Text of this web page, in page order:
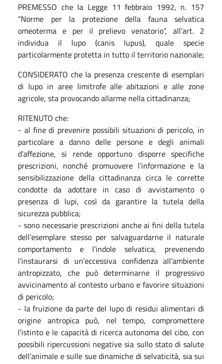
PREMESSO che la Legge 11 febbraio 1992, n. 157
“Norme per la protezione della fauna selvatica
omeoterma e per il prelievo venatorio”, all’art. 2
individua il lupo (canis lupus), quale specie
particolarmente protetta in tutto il territorio nazionale;
CONSIDERATO che la presenza crescente di esemplari
di lupo in aree limitrofe alle abitazioni e alle zone
agricole, sta provocando allarme nella cittadinanza;
RITENUTO che:
- al fine di prevenire possibili situazioni di pericolo, in
particolare a danno delle persone e degli animali
d’affezione, si rende opportuno disporre specifiche
prescrizioni, nonché promuovere l’informazione e la
sensibilizzazione della cittadinanza circa le corrette
condotte da adottare in caso di avvistamento o
presenza di lupi, così da garantire la tutela della
sicurezza pubblica;
- sono necessarie prescrizioni anche ai fini della tutela
dell’esemplare stesso per salvaguardarne il naturale
comportamento e l’indole selvatica, prevenendo
l’instaurarsi di un’eccessiva confidenza all’ambiente
antropizzato, che può determinarne il progressivo
avvicinamento al contesto urbano e favorire situazioni
di pericolo;
- la fruizione da parte del lupo di residui alimentari di
origine antropica può, nel tempo, compromettere
l’istinto e le capacità di ricerca autonoma del cibo, con
possibili ripercussioni negative sia sullo stato di salute
dell’animale e sulle sue dinamiche di selvaticità, sia sui